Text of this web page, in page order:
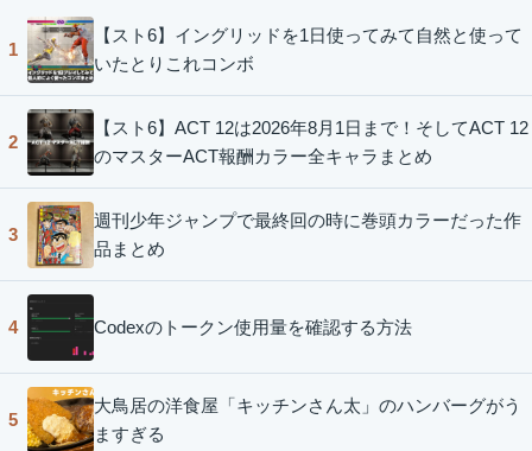
1
【スト6】イングリッドを1日使ってみて自然と使って
いたとりこれコンボ
2
【スト6】ACT 12は2026年8月1日まで！そしてACT 12
のマスターACT報酬カラー全キャラまとめ
3
週刊少年ジャンプで最終回の時に巻頭カラーだった作
品まとめ
4 Codexのトークン使用量を確認する方法
5
大鳥居の洋食屋「キッチンさん太」のハンバーグがう
ますぎる